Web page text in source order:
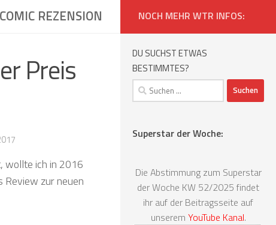
REZENSION
Preis
wollte ich in 2016
Review zur neuen
NOCH MEHR WTR INFOS:
DU SUCHST ETWAS
BESTIMMTES?
Suchen
nach:
Superstar der Woche:
Die Abstimmung zum Superstar
der Woche KW 52/2025 findet
ihr auf der Beitragsseite auf
unserem YouTube Kanal.